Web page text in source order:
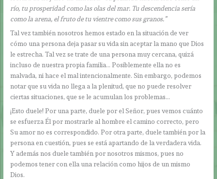
río, tu prosperidad como las olas del mar. Tu descendencia sería
como la arena, el fruto de tu vientre como sus granos.”
Tal vez también nosotros hemos estado en la situación de ver
cómo una persona deja pasar su vida sin aceptar la mano que Dios
le estrecha. Tal vez se trate de una persona muy cercana, quizá
incluso de nuestra propia familia… Posiblemente ella no es
malvada, ni hace el mal intencionalmente. Sin embargo, podemos
notar que su vida no llega a la plenitud, que no puede resolver
ciertas situaciones, que se le acumulan los problemas…
¡Esto duele! Por una parte, duele por el Señor, pues vemos cuánto
se esfuerza Él por mostrarle al hombre el camino correcto, pero
Su amor no es correspondido. Por otra parte, duele también por la
persona en cuestión, pues se está apartando de la verdadera vida.
Y además nos duele también por nosotros mismos, pues no
podemos tener con ella una relación como hijos de un mismo
Dios.